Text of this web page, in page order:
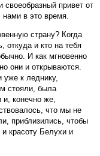
своеобразный привет от
в это время.
страну? Когда
откуда и кто на тебя
И как мгновенно
они и открываются.
к леднику,
стояли, была
и, конечно же,
что мы не
приблизились, чтобы
красоту Белухи и